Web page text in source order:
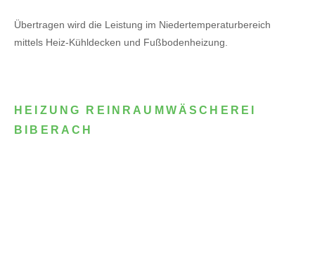
Übertragen wird die Leistung im Niedertemperaturbereich
mittels Heiz-Kühldecken und Fußbodenheizung.
HEIZUNG REINRAUMWÄSCHEREI
BIBERACH